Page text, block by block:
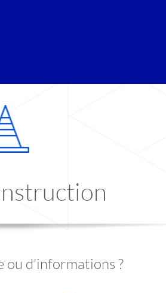
ou d'informations ?